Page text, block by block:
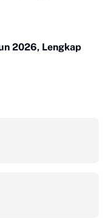
2026, Lengkap